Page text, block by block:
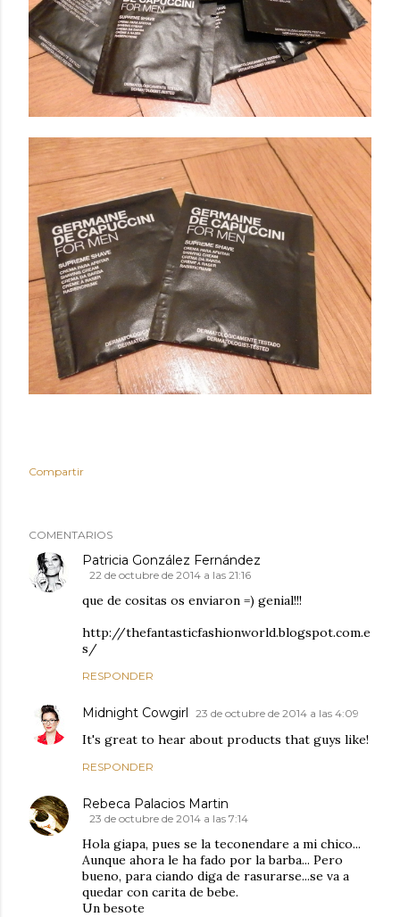
Compartir
COMENTARIOS
Patricia González Fernández
22 de octubre de 2014 a las 21:16
que de cositas os enviaron =) genial!!!
http://thefantasticfashionworld.blogspot.com.e
s/
RESPONDER
Midnight Cowgirl 23 de octubre de 2014 a las 4:09
It's great to hear about products that guys like!
RESPONDER
Rebeca Palacios Martin
23 de octubre de 2014 a las 7:14
Hola giapa, pues se la teconendare a mi chico...
Aunque ahora le ha fado por la barba... Pero
bueno, para ciando diga de rasurarse...se va a
quedar con carita de bebe.
Un besote